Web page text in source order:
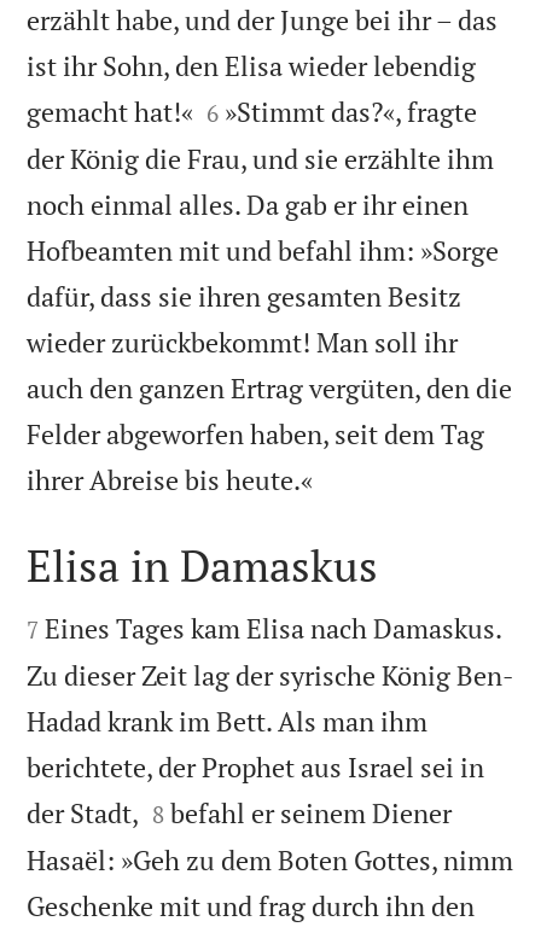
erzählt habe, und der Junge bei ihr – das
ist ihr Sohn, den Elisa wieder lebendig
gemacht hat!« 

6 »Stimmt das?«, fragte
der König die Frau, und sie erzählte ihm
noch einmal alles. Da gab er ihr einen
Hofbeamten mit und befahl ihm: »Sorge
dafür, dass sie ihren gesamten Besitz
wieder zurückbekommt! Man soll ihr
auch den ganzen Ertrag vergüten, den die
Felder abgeworfen haben, seit dem Tag
ihrer Abreise bis heute.«

Elisa in Damaskus

7 Eines Tages kam Elisa nach Damaskus.
Zu dieser Zeit lag der syrische König Ben-
Hadad krank im Bett. Als man ihm
berichtete, der Prophet aus Israel sei in
der Stadt, 

8 befahl er seinem Diener
Hasaël: »Geh zu dem Boten Gottes, nimm
Geschenke mit und frag durch ihn den